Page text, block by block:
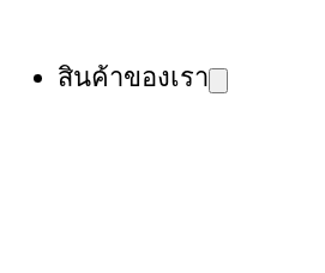
สินค้าของเรา